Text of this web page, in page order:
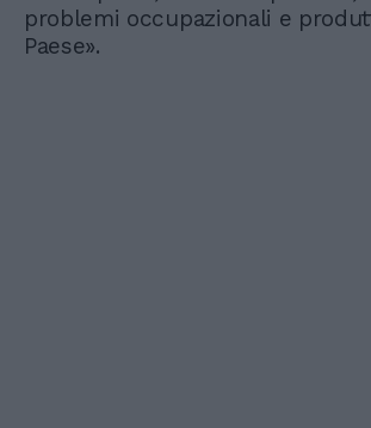
problemi occupazionali e
Paese».